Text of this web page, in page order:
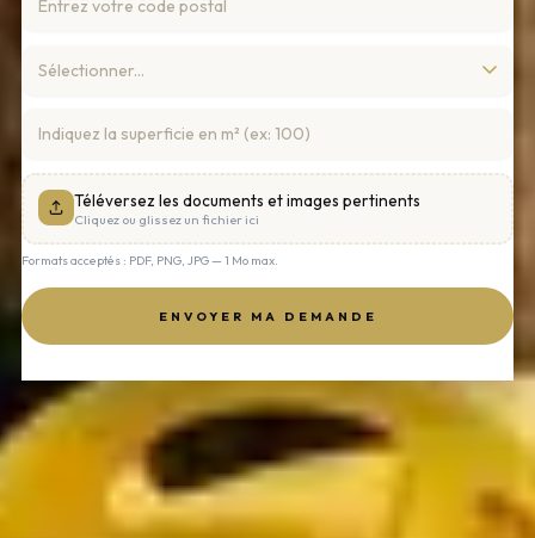
Téléversez les documents et images pertinents
Cliquez ou glissez un fichier ici
Formats acceptés : PDF, PNG, JPG — 1 Mo max.
ENVOYER MA DEMANDE